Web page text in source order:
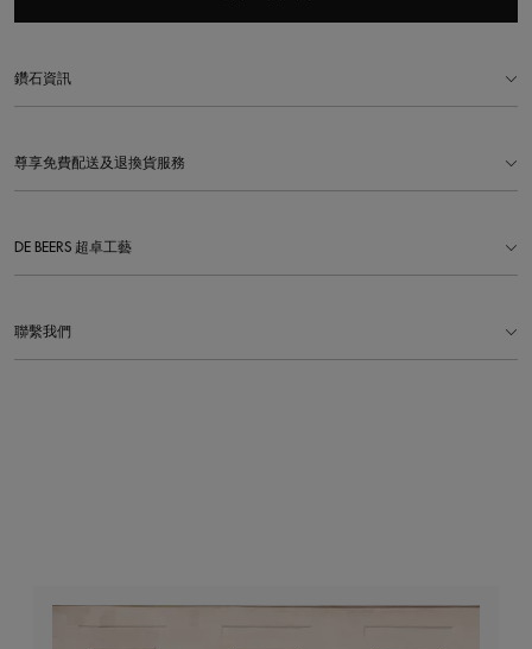
鑽石資訊
尊享免費配送及退換貨服務
DE BEERS 超卓工藝
聯繫我們